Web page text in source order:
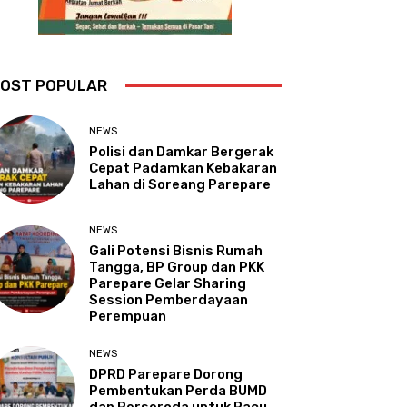
POPULAR
NEWS
Polisi dan Damkar Bergerak
Cepat Padamkan Kebakaran
Lahan di Soreang Parepare
NEWS
Gali Potensi Bisnis Rumah
Tangga, BP Group dan PKK
Parepare Gelar Sharing
Session Pemberdayaan
Perempuan
NEWS
DPRD Parepare Dorong
Pembentukan Perda BUMD